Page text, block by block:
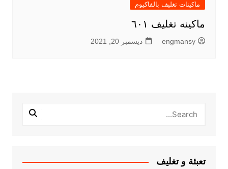
ماكينات تغليف بالفاكيوم
ماكينه تغليف ٦٠١
engmansy ديسمبر 20, 2021
تعبئة و تغليف